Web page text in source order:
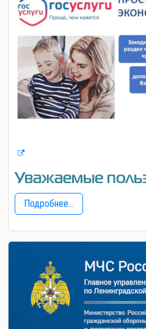
Уважаемые
Подробнее...